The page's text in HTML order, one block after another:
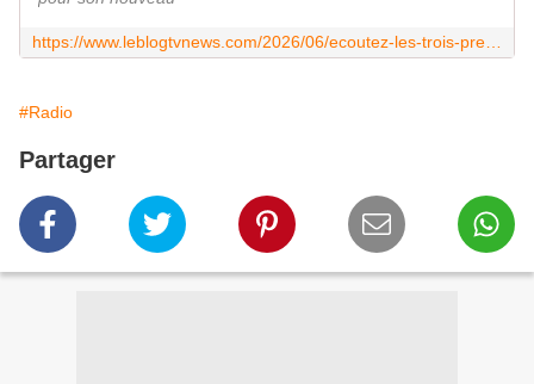
#Radio
Partager